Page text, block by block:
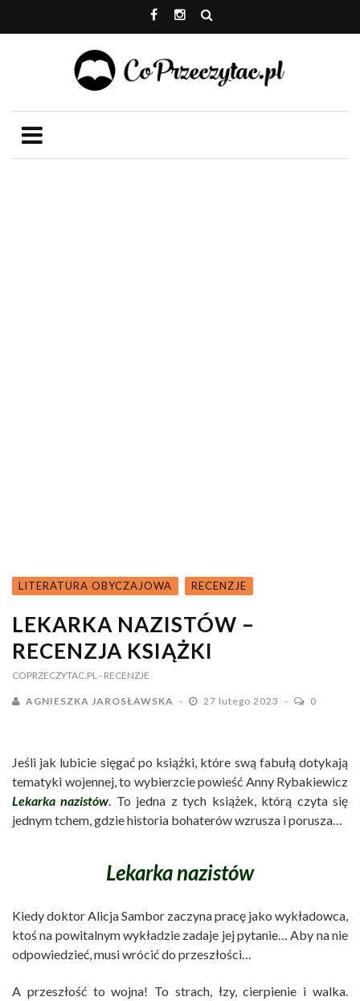
LITERATURA OBYCZAJOWA RECENZJE
LEKARKA NAZISTÓW –
RECENZJA KSIĄŻKI
COPRZECZYTAC.PL - RECENZJE
AGNIESZKA JAROSŁAWSKA 27 lutego 2023 0
Jeśli jak lubicie sięgać po książki, które swą fabułą dotykają
tematyki wojennej, to wybierzcie powieść Anny Rybakiewicz
Lekarka nazistów. To jedna z tych książek, którą czyta się
jednym tchem, gdzie historia bohaterów wzrusza i porusza…
Lekarka nazistów
Kiedy doktor Alicja Sambor zaczyna pracę jako wykładowca,
ktoś na powitalnym wykładzie zadaje jej pytanie… Aby na nie
odpowiedzieć, musi wrócić do przeszłości…
A przeszłość to wojna! To strach, łzy, cierpienie i walka.